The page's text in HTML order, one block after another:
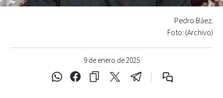
9 de enero de 2025
Pedro Báez.
Foto: (Archivo)